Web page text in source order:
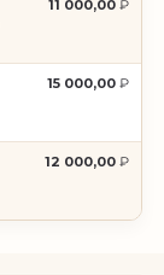
11 000,00
15 000,00
12 000,00